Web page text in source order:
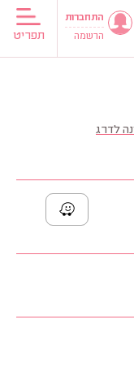
תפריט
התחברות
הרשמה
לדרג